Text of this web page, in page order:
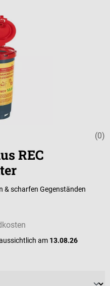
(0)
REC
& scharfen Gegenständen
am 13.08.26